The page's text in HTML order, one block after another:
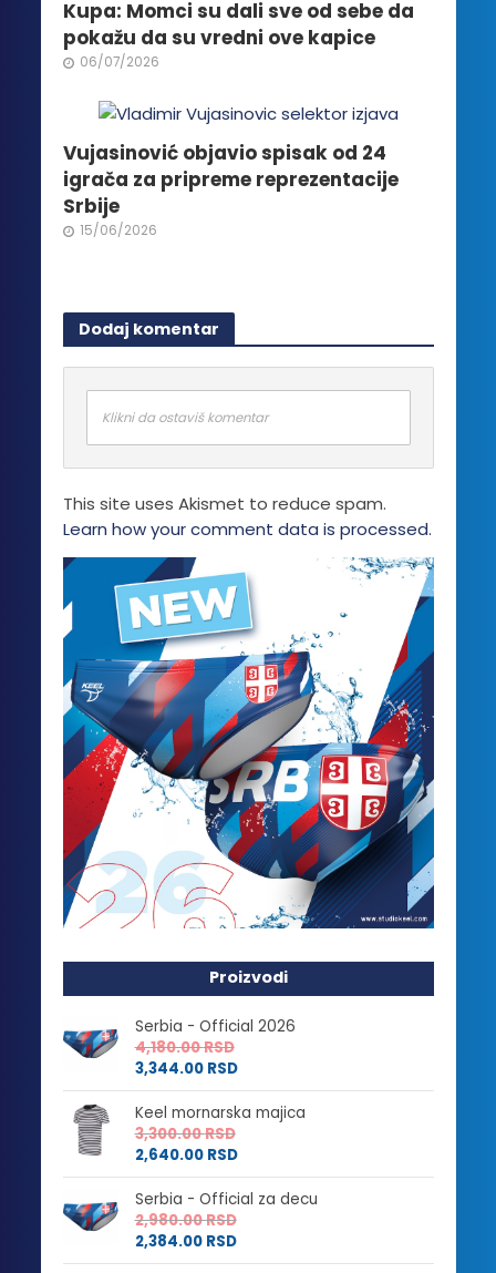
Kupa: Momci su dali sve od sebe da
pokažu da su vredni ove kapice
06/07/2026
Vujasinović objavio spisak od 24
igrača za pripreme reprezentacije
Srbije
15/06/2026
Dodaj komentar
Klikni da ostaviš komentar
This site uses Akismet to reduce spam.
Learn how your comment data is processed.
Proizvodi
Serbia - Official 2026
4,180.00RSD
3,344.00 RSD
Keel mornarska majica
3,300.00RSD
2,640.00 RSD
Serbia - Official za decu
2,980.00RSD
2,384.00 RSD